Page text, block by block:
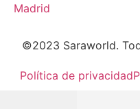
Madrid
©2023 Saraworld.
Política de privacidad